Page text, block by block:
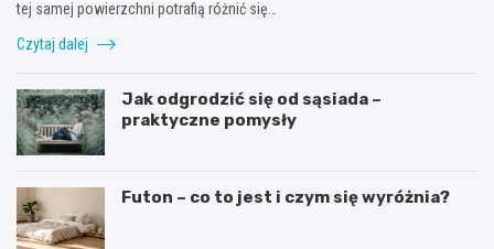
tej samej powierzchni potrafią różnić się…
Czytaj dalej
Jak odgrodzić się od sąsiada –
praktyczne pomysły
Futon – co to jest i czym się wyróżnia?